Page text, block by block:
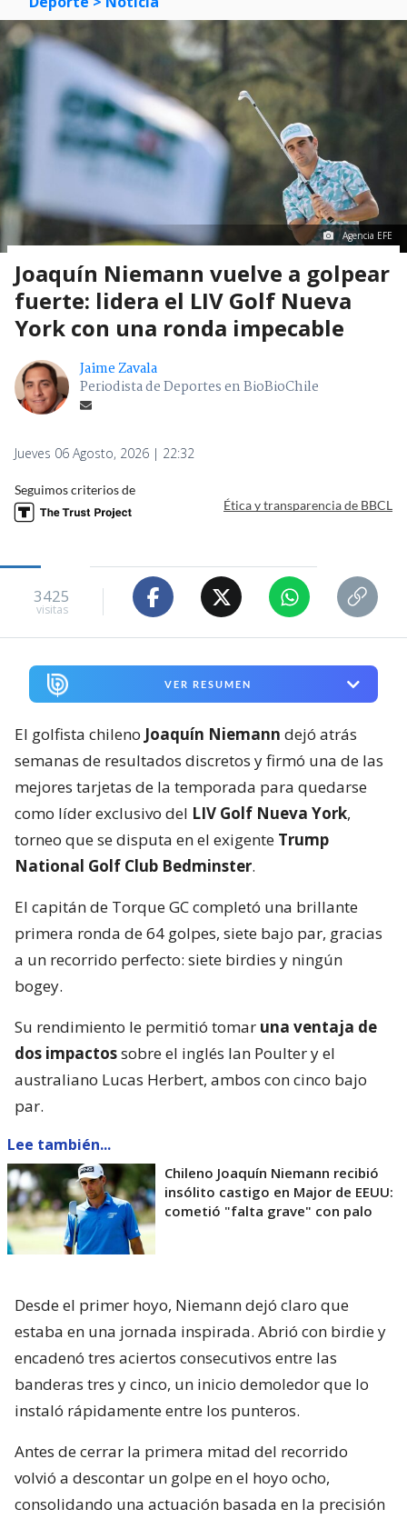
Agencia EFE
Joaquín Niemann vuelve a golpear
fuerte: lidera el LIV Golf Nueva
York con una ronda impecable
Jaime Zavala
Periodista de Deportes en BioBioChile
Jueves 06 Agosto, 2026 | 22:32
Seguimos criterios de
Ética y transparencia de BBCL
3425
visitas
VER RESUMEN
El golfista chileno Joaquín Niemann dejó atrás
semanas de resultados discretos y firmó una de las
mejores tarjetas de la temporada para quedarse
como líder exclusivo del LIV Golf Nueva York,
torneo que se disputa en el exigente Trump
National Golf Club Bedminster.
El capitán de Torque GC completó una brillante
primera ronda de 64 golpes, siete bajo par, gracias
a un recorrido perfecto: siete birdies y ningún
bogey.
Su rendimiento le permitió tomar una ventaja de
dos impactossobre el inglés Ian Poulter y el
australiano Lucas Herbert, ambos con cinco bajo
par.
Lee también...
Chileno Joaquín Niemann recibió
insólito castigo en Major de EEUU:
cometió "falta grave" con palo
Desde el primer hoyo, Niemann dejó claro que
estaba en una jornada inspirada. Abrió con birdie y
encadenó tres aciertos consecutivos entre las
banderas tres y cinco, un inicio demoledor que lo
instaló rápidamente entre los punteros.
Antes de cerrar la primera mitad del recorrido
volvió a descontar un golpe en el hoyo ocho,
consolidando una actuación basada en la precisión